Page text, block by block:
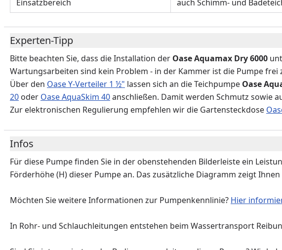
Einsatzbereich
auch Schimm- und
Experten-Tipp
Bitte beachten Sie, dass die Installation der Oase Aquamax Dry 6000
Wartungsarbeiten sind kein Problem - in der Kammer ist die Pumpe frei
Über den Oase Y-Verteiler 1 ½" lassen sich an die Teichpumpe Oase
20 oder Oase AquaSkim 40anschließen. Damit werden Schmutz sowie
Zur elektronischen Regulierung empfehlen wir die Gartensteckdose
Infos
Für diese Pumpe finden Sie in der obenstehenden Bilderleiste ein
Förderhöhe (H) dieser Pumpe an. Das zusätzliche Diagramm zeigt
Möchten Sie weitere Informationen zur Pumpenkennlinie? Hier
In Rohr- und Schlauchleitungen entstehen beim Wassertransport